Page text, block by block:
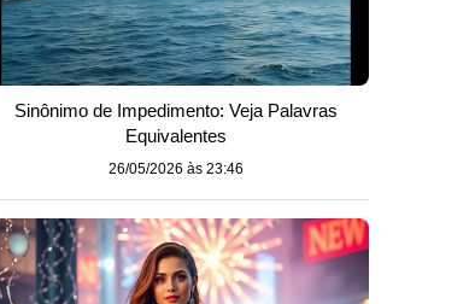
Sinônimo de Impedimento: Veja Palavras
Equivalentes
26/05/2026 às 23:46